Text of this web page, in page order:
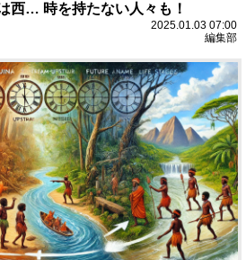
西… 時を持たない人々も！
2025.01.03 07:00
編集部